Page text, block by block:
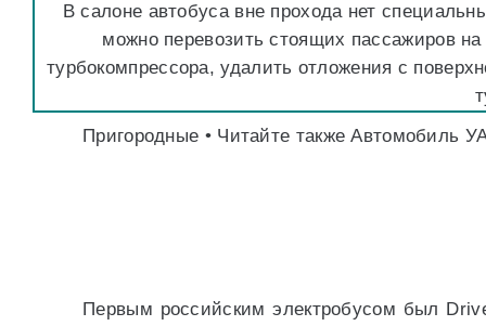
В салоне автобуса вне прохода нет
можно перевозить стоящих пассажиров
турбокомпрессора, удалить отложения с
Пригородные • Читайте также Автомобиль
Первым российским электробусом был